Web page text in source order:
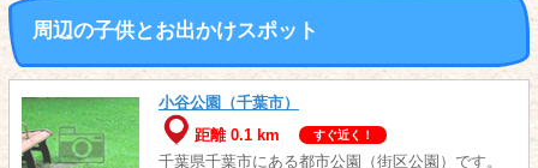
周辺の子供とお出かけスポット
小谷公園（千葉市）
距離 0.1 km
すぐ近く！
千葉県千葉市にある都市公園（街区公園）です。